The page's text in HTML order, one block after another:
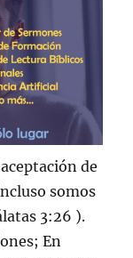
de
somos
3:26 ).
En